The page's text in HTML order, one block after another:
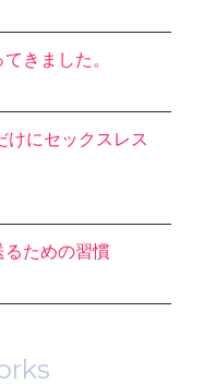
きました。
けにセックスレス
るための習慣